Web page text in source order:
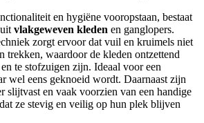
en hygiëne vooropstaan, bestaat
vlakgeweven kleden en ganglopers.
zorgt ervoor dat vuil en kruimels niet
trekken, waardoor de kleden ontzettend
en te stofzuigen zijn. Ideaal voor een
wel eens geknoeid wordt. Daarnaast zijn
slijtvast en vaak voorzien van een handige
ze stevig en veilig op hun plek blijven